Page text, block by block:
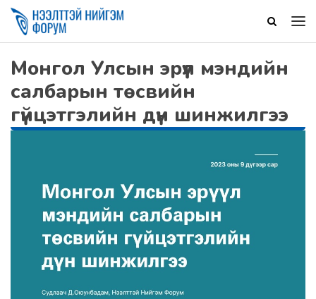
Монгол Улсын эрүүл мэндийн
салбарын төсвийн
гүйцэтгэлийн дүн шинжилгээ